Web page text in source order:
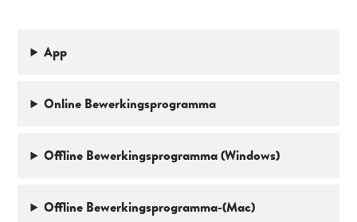
App
Online Bewerkingsprogramma
Offline Bewerkingsprogramma (Windows)
Offline Bewerkingsprogramma-(Mac)